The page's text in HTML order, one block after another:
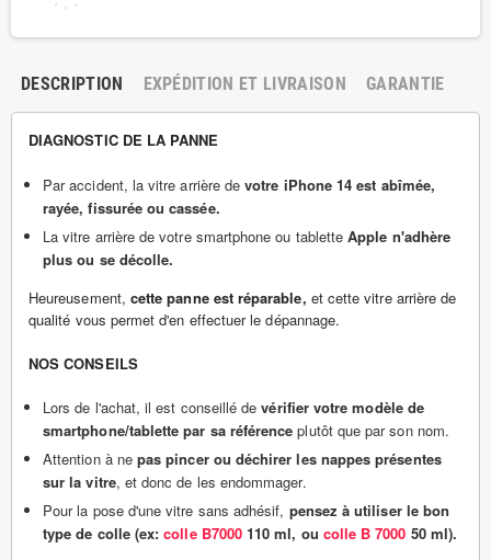
DESCRIPTION EXPÉDITION ET LIVRAISON GARANTIE
DIAGNOSTIC DE LA PANNE
Par accident, la vitre arrière devotre iPhone 14 est abîmée,
rayée, fissurée ou cassée.
La vitre arrière de votre smartphone ou tablette Apple n'adhère
plus ou se décolle.
Heureusement, cette panne est réparable, et cette vitre arrière de
qualité vous permet d'en effectuer le dépannage.
NOS CONSEILS
Lors de l'achat, il est conseillé devérifier votre modèle de
smartphone/tablette par sa référence plutôt que par son nom.
Attention à ne pas pincer ou déchirer les nappes présentes
sur la vitre, et donc de les endommager.
Pour la pose d'une vitre sans adhésif, pensez à utiliser le bon
type de colle (ex:colle B7000110 ml, ou colle B 7000 50 ml).